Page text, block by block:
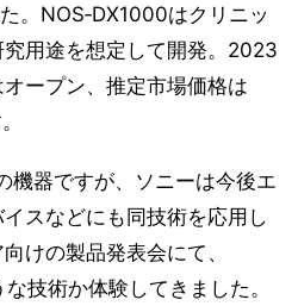
。NOS‐DX1000はクリニッ
用途を想定して開発。2023
ープン、推定市場価格は
機器ですが、ソニーは今後エ
スなどにも同技術を応用し
けの製品発表会にて、
技術か体験してきました。